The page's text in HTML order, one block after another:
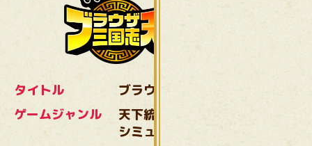
タイトル
ブラウザ三国志 天
ゲームジャンル
天下統一！わいわい
シミュレーション